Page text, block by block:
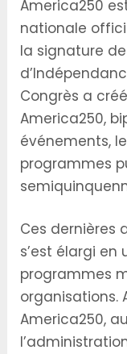
America250
nationale
la signature
Congrès a
America250,
événements,
programmes
Ces dernières
s’est élargi
programmes
organisations.
America250,